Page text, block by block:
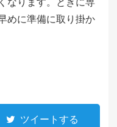
めに準備に取り掛か
ツイートする